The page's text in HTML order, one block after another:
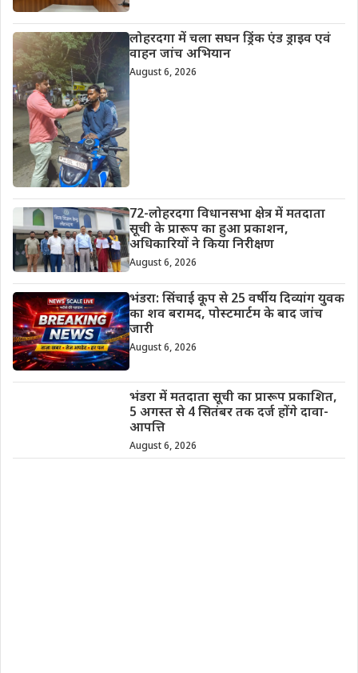
लोहरदगा में चला सघन ड्रिंक एंड ड्राइव एवं
वाहन जांच अभियान
August 6, 2026
72-लोहरदगा विधानसभा क्षेत्र में मतदाता
सूची के प्रारूप का हुआ प्रकाशन,
अधिकारियों ने किया निरीक्षण
August 6, 2026
भंडरा: सिंचाई कूप से 25 वर्षीय दिव्यांग युवक
का शव बरामद, पोस्टमार्टम के बाद जांच
जारी
August 6, 2026
भंडरा में मतदाता सूची का प्रारूप प्रकाशित,
5 अगस्त से 4 सितंबर तक दर्ज होंगे दावा-
आपत्ति
August 6, 2026